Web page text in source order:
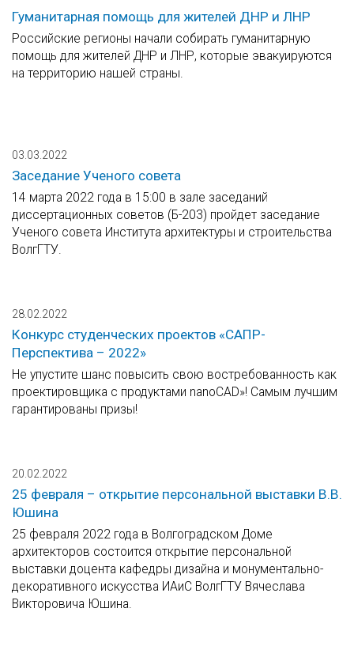
Гуманитарная помощь для жителей ДНР и ЛНР
Российские регионы начали собирать гуманитарную
помощь для жителей ДНР и ЛНР, которые эвакуируются
на территорию нашей страны.
03.03.2022
Заседание Ученого совета
14 марта 2022 года в 15:00 в зале заседаний
диссертационных советов (Б-203) пройдет заседание
Ученого совета Института архитектуры и строительства
ВолгГТУ.
28.02.2022
Конкурс студенческих проектов «САПР-
Перспектива – 2022»
Не упустите шанс повысить свою востребованность как
проектировщика с продуктами nanoCAD»! Самым лучшим
гарантированы призы!
20.02.2022
25 февраля – открытие персональной выставки В.В.
Юшина
25 февраля 2022 года в Волгоградском Доме
архитекторов состоится открытие персональной
выставки доцента кафедры дизайна и монументально-
декоративного искусства ИАиС ВолгГТУ Вячеслава
Викторовича Юшина.